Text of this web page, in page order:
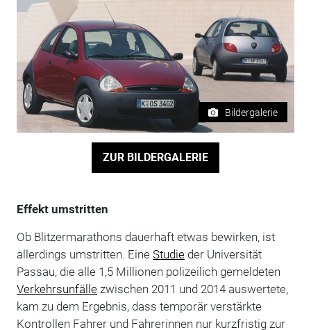
Bildergalerie
ZUR BILDERGALERIE
Effekt umstritten
Ob Blitzermarathons dauerhaft etwas bewirken, ist
allerdings umstritten. Eine Studieder Universität
Passau, die alle 1,5 Millionen polizeilich gemeldeten
Verkehrsunfällezwischen 2011 und 2014 auswertete,
kam zu dem Ergebnis, dass temporär verstärkte
Kontrollen Fahrer und Fahrerinnen nur kurzfristig zur